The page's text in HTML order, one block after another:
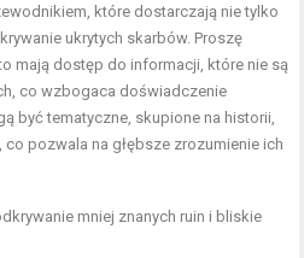
które dostarczają nie tylko
ukrytych skarbów. Proszę
mają dostęp do informacji, które nie są
co wzbogaca doświadczenie
być tematyczne, skupione na historii,
pozwala na głębsze zrozumienie ich
mniej znanych ruin i bliskie